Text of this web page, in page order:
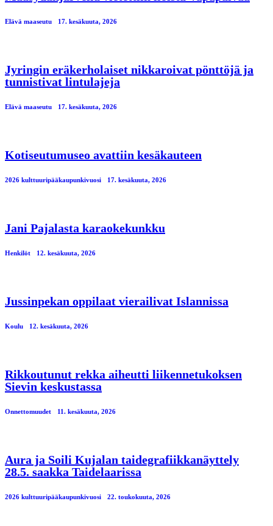
Elävä maaseutu 17. kesäkuuta, 2026
Jyringin eräkerholaiset nikkaroivat pönttöjä ja
tunnistivat lintulajeja
Elävä maaseutu 17. kesäkuuta, 2026
Kotiseutumuseo avattiin kesäkauteen
2026 kulttuuripääkaupunkivuosi 17. kesäkuuta, 2026
Jani Pajalasta karaokekunkku
Henkilöt 12. kesäkuuta, 2026
Jussinpekan oppilaat vierailivat Islannissa
Koulu 12. kesäkuuta, 2026
Rikkoutunut rekka aiheutti liikennetukoksen
Sievin keskustassa
Onnettomuudet 11. kesäkuuta, 2026
Aura ja Soili Kujalan taidegrafiikkanäyttely
28.5. saakka Taidelaarissa
2026 kulttuuripääkaupunkivuosi 22. toukokuuta, 2026